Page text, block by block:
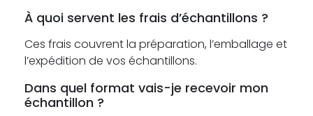
À quoi servent les frais d’échantillons ?
Ces frais couvrent la préparation, l’emballage et
l’expédition de vos échantillons.
Dans quel format vais-je recevoir mon
échantillon ?